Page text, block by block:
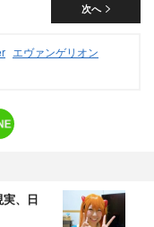
次へ
エヴァンゲリオン
、日